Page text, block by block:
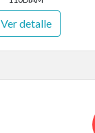
Ver detalle